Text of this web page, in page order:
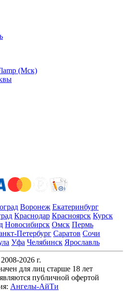
(Мск)
Воронеж Екатеринбург
Краснодар Красноярск Курск
Новосибирск Омск Пермь
Петербург Саратов Сочи
Уфа Челябинск Ярославль
2026 г.
для лиц старше 18 лет
публичной офертой
Ангелы-АйТи